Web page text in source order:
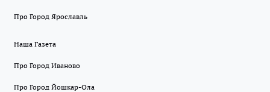
Про Город Ярославль
Наша Газета
Про Город Иваново
Про Город Йошкар-Ола